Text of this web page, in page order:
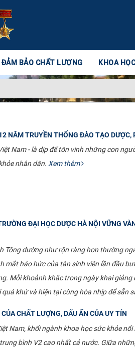
ĐẢM BẢO CHẤT LƯỢNG KHOA
NĂM TRUYỀN THỐNG ĐÀO TẠO DƯỢC,
Nam - là dịp để tôn vinh những con
nhân dân. Xem thêm
ĐẠI HỌC DƯỢC HÀ NỘI VỮNG
Tông dường như rộn ràng hơn thường
mắt háo hức của tân sinh viên lần đầu
Mỗi khoảnh khắc trong ngày khai
khứ và hiện tại cùng hòa nhịp để sẵn
CHẤT LƯỢNG, DẤU ẤN CỦA UY TÍN
Nam, khối ngành khoa học sức khỏe
bình V2 cao nhất cả nước. Giữa